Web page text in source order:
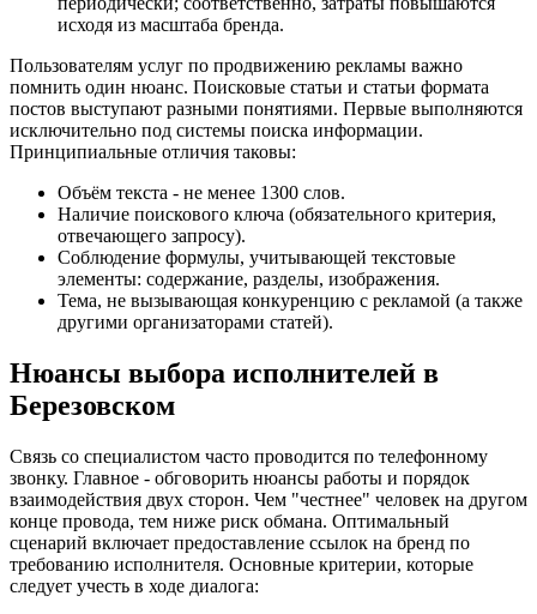
исходя из масштаба бренда.
Пользователям услуг по продвижению рекламы важно
помнить один нюанс. Поисковые статьи и статьи формата
постов выступают разными понятиями. Первые выполняются
исключительно под системы поиска информации.
Принципиальные отличия таковы:
Объём текста - не менее 1300 слов.
Наличие поискового ключа (обязательного критерия,
отвечающего запросу).
Соблюдение формулы, учитывающей текстовые
элементы: содержание, разделы, изображения.
Тема, не вызывающая конкуренцию с рекламой (а также
другими организаторами статей).
Нюансы выбора исполнителей в
Березовском
Связь со специалистом часто проводится по телефонному
звонку. Главное - обговорить нюансы работы и порядок
взаимодействия двух сторон. Чем "честнее" человек на другом
конце провода, тем ниже риск обмана. Оптимальный
сценарий включает предоставление ссылок на бренд по
требованию исполнителя. Основные критерии, которые
следует учесть в ходе диалога: